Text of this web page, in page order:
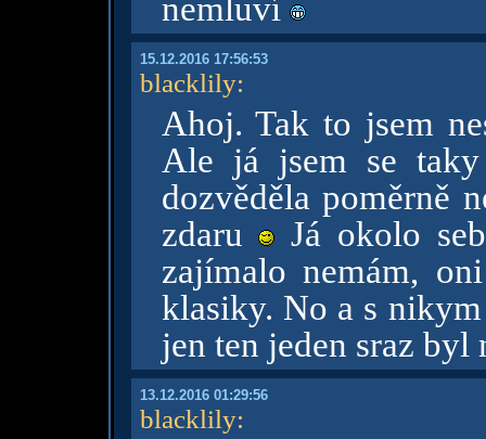
nemluví
15.12.2016 17:56:53
blacklily:
Ahoj. Tak to jsem
Ale já jsem se
dozvěděla poměrně
zdaru
Já okolo
zajímalo nemám,
klasiky. No a s
jen ten jeden sraz byl
13.12.2016 01:29:56
blacklily: